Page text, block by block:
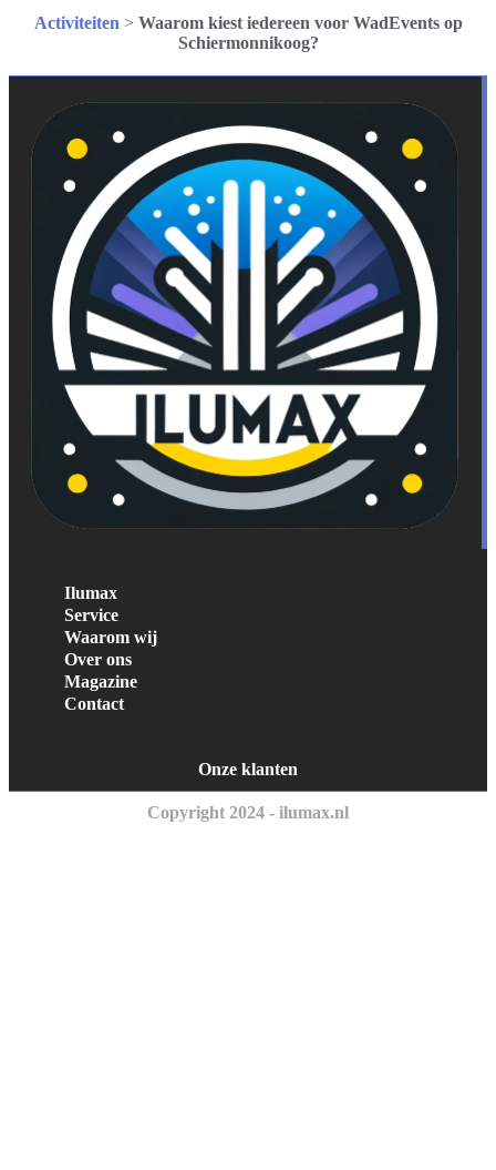
Activiteiten > Waarom kiest iedereen voor WadEvents op
Schiermonnikoog?
Ilumax
Service
Waarom wij
Over ons
Magazine
Contact
Onze klanten
Copyright 2024 - ilumax.nl